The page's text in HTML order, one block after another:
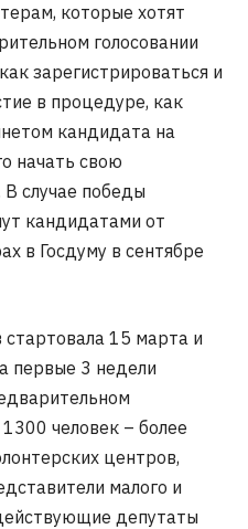
которые хотят
голосовании
зарегистрироваться и
в процедуре, как
кандидата на
начать свою
случае победы
кандидатами от
в Госдуму в сентябре
15 марта и
первые 3 недели
человек – более
центров,
малого и
депутаты